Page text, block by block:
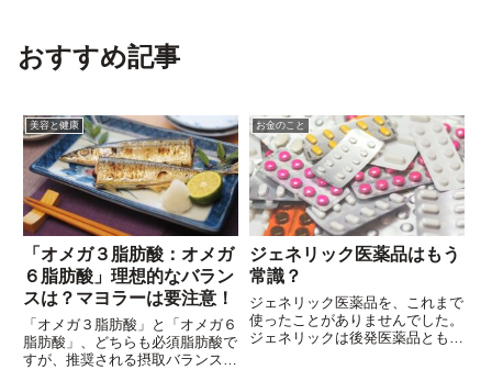
おすすめ記事
美容と健康
「オメガ３脂肪酸：オメガ
６脂肪酸」理想的なバラン
スは？マヨラーは要注意！
「オメガ３脂肪酸」と「オメガ６
脂肪酸」、どちらも必須脂肪酸で
すが、推奨される摂取バランスに
お金のこと
ジェネリック医薬品はもう
常識？
ジェネリック医薬品を、これまで
使ったことがありませんでした。
ジェネリックは後発医薬品とも呼